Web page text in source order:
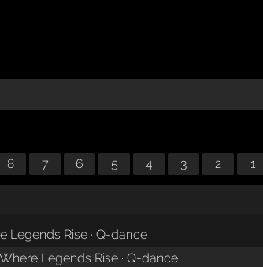
8 7 6 5 4 3 2 1
Legends Rise · Q-dance
Where Legends Rise · Q-dance